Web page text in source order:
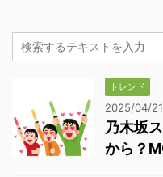
トレンド
2025/04/21
乃木坂
から？